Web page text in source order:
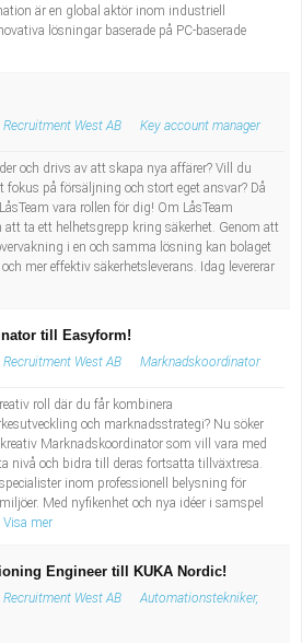
är en global aktör inom industriell
lösningar baserade på PC-baserade
Recruitment West AB Key account manager
och drivs av att skapa nya affärer? Vill du
på försäljning och stort eget ansvar? Då
vara rollen för dig! Om LåsTeam
att ta ett helhetsgrepp kring säkerhet. Genom att
i en och samma lösning kan bolaget
mer effektiv säkerhetsleverans. Idag levererar
till Easyform!
Recruitment West AB Marknadskoordinator
roll där du får kombinera
och marknadsstrategi? Nu söker
Marknadskoordinator som vill vara med
nivå och bidra till deras fortsatta tillväxtresa.
inom professionell belysning för
Med nyfikenhet och nya idéer i samspel
Visa mer
Engineer till KUKA Nordic!
Recruitment West AB
Automationstekniker,